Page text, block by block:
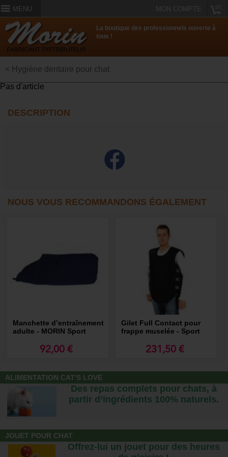
MENU MON COMPTE
La boutique des professionnels ouverte à
tous !
< Hygiène dentaire pour chat
Pas d'article
DESCRIPTION
NOUS VOUS RECOMMANDONS ÉGALEMENT
Manchette d’entraînement
adulte - MORIN Sport
92,00 €
Gilet Full Contact pour
frappe muselée - Sport
231,50 €
ALIMENTATION CAT'S LOVE
Des repas complets pour chats, à
partir d’ingrédients 100% naturels.
JOUET POUR CHAT
Offrez-lui un jouet pour des heures